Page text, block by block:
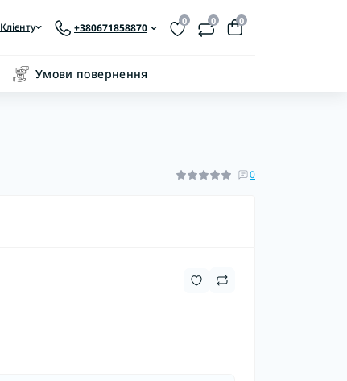
Клієнту +380671858870
0 0 0
Умови повернення
0